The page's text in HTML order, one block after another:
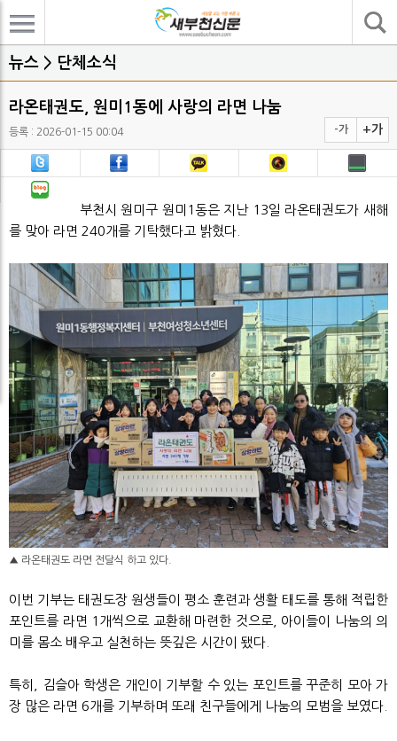
뉴스 > 단체소식
라온태권도, 원미1동에 사랑의 라면 나눔
등록 : 2026-01-15 00:04 -가 +가
부천시 원미구 원미1동은 지난 13일 라온태권도가 새해
를 맞아 라면 240개를 기탁했다고 밝혔다.
▲ 라온태권도 라면 전달식 하고 있다.
이번 기부는 태권도장 원생들이 평소 훈련과 생활 태도를 통해 적립한
포인트를 라면 1개씩으로 교환해 마련한 것으로, 아이들이 나눔의 의
미를 몸소 배우고 실천하는 뜻깊은 시간이 됐다.
특히, 김슬아 학생은 개인이 기부할 수 있는 포인트를 꾸준히 모아 가
장 많은 라면 6개를 기부하며 또래 친구들에게 나눔의 모범을 보였다.